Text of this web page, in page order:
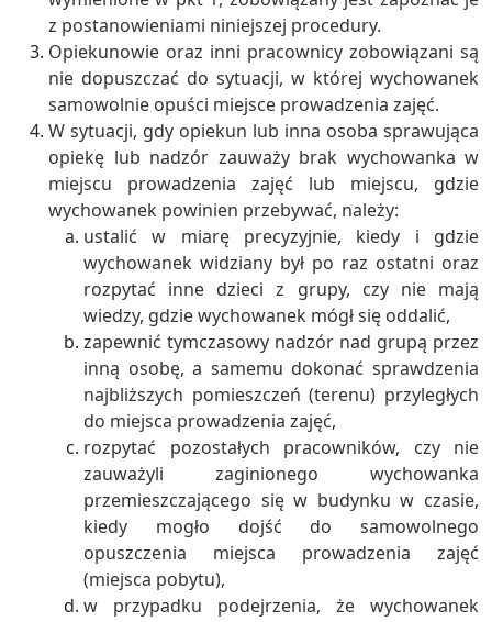
z postanowieniami niniejszej procedury.
Opiekunowie oraz inni pracownicy zobowiązani są
nie dopuszczać do sytuacji, w której wychowanek
samowolnie opuści miejsce prowadzenia zajęć.
W sytuacji, gdy opiekun lub inna osoba sprawująca
opiekę lub nadzór zauważy brak wychowanka w
miejscu prowadzenia zajęć lub miejscu, gdzie
wychowanek powinien przebywać, należy:
ustalić w miarę precyzyjnie, kiedy i gdzie
wychowanek widziany był po raz ostatni oraz
rozpytać inne dzieci z grupy, czy nie mają
wiedzy, gdzie wychowanek mógł się oddalić,
zapewnić tymczasowy nadzór nad grupą przez
inną osobę, a samemu dokonać sprawdzenia
najbliższych pomieszczeń (terenu) przyległych
do miejsca prowadzenia zajęć,
rozpytać pozostałych pracowników, czy nie
zauważyli zaginionego wychowanka
przemieszczającego się w budynku w czasie,
kiedy mogło dojść do samowolnego
opuszczenia miejsca prowadzenia zajęć
(miejsca pobytu),
w przypadku podejrzenia, że wychowanek